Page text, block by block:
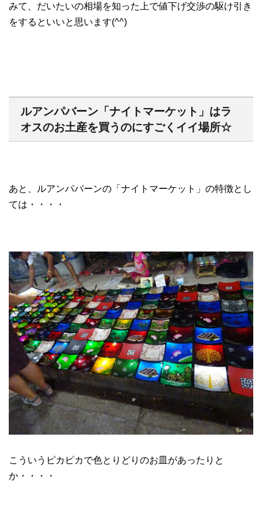
みて、だいたいの相場を知った上で値下げ交渉の駆け引き
をするといいと思います(^^)
ルアンパバーン「ナイトマーケット」はラ
オスのお土産を買うのにすごくイイ場所☆
あと、ルアンパバーンの「ナイトマーケット」の特徴とし
ては・・・・
こういうピカピカで色とりどりのお皿があったりと
か・・・・